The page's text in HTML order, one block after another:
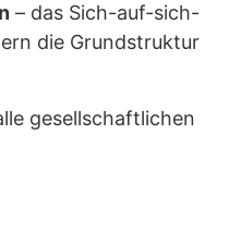
– das Sich-auf-sich-
die Grundstruktur
gesellschaftlichen